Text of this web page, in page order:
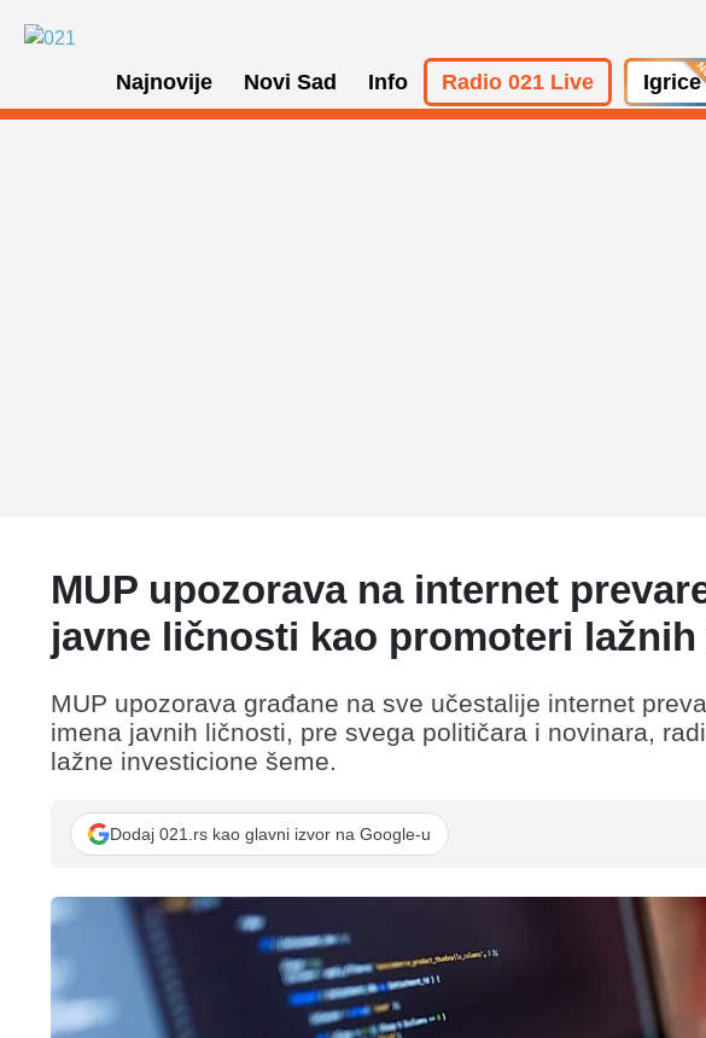
Najnovije Novi Sad Info Radio 021 Live Igrice
MUP upozorava na internet
javne ličnosti kao promoteri
MUP upozorava građane na sve učestalije internet
imena javnih ličnosti, pre svega političara i novinara,
lažne investicione šeme.
Dodaj 021.rs kao glavni izvor na Google-u